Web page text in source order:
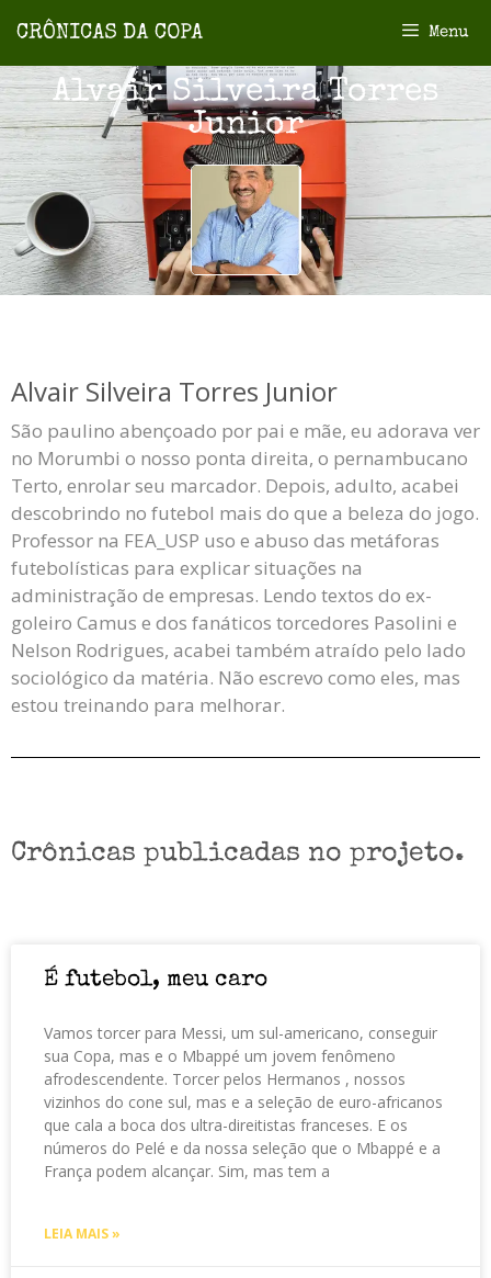
Menu
Alvair Silveira Torres
Junior
Alvair Silveira Torres Junior
São paulino abençoado por pai e mãe, eu adorava ver
no Morumbi o nosso ponta direita, o pernambucano
Terto, enrolar seu marcador. Depois, adulto, acabei
descobrindo no futebol mais do que a beleza do jogo.
Professor na FEA_USP uso e abuso das metáforas
futebolísticas para explicar situações na
administração de empresas. Lendo textos do ex-
goleiro Camus e dos fanáticos torcedores Pasolini e
Nelson Rodrigues, acabei também atraído pelo lado
sociológico da matéria. Não escrevo como eles, mas
estou treinando para melhorar.
Crônicas publicadas no projeto.
É futebol, meu caro
Vamos torcer para Messi, um sul-americano, conseguir
sua Copa, mas e o Mbappé um jovem fenômeno
afrodescendente. Torcer pelos Hermanos , nossos
vizinhos do cone sul, mas e a seleção de euro-africanos
que cala a boca dos ultra-direitistas franceses. E os
números do Pelé e da nossa seleção que o Mbappé e a
França podem alcançar. Sim, mas tem a
LEIA MAIS »